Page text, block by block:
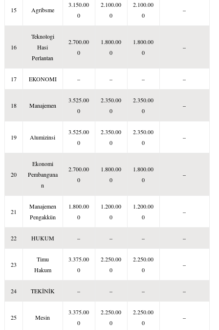
15 Agribsme
3.150.00
0
2.100.00
0
2.100.00
0
–
16
Teknologi
Hasi
Perlantan
2.700.00
0
1.800.00
0
1.800.00
0
–
17 EKONOMI – – – –
18 Manajemen
3.525.00
0
2.350.00
0
2.350.00
0
–
19 Alumizinsi
3.525.00
0
2.350.00
0
2.350.00
0
–
20
Ekonomi
Pembanguna
n
2.700.00
0
1.800.00
0
1.800.00
0
–
21
Manajemen
Pengakkün
1.800.00
0
1.200.00
0
1.200.00
0
–
22 HUKUM – – – –
23
Timu
Hakum
3.375.00
0
2.250.00
0
2.250.00
0
–
24 TEKİNİK – – – –
25 Mesin
3.375.00
0
2.250.00
0
2.250.00
0
–